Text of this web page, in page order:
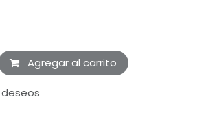
Agregar al carrito